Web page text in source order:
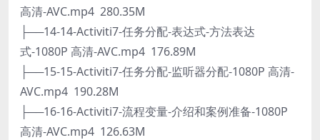
高清-AVC.mp4 280.35M
├──14-14-Activiti7-任务分配-表达式-方法表达
式-1080P 高清-AVC.mp4 176.89M
├──15-15-Activiti7-任务分配-监听器分配-1080P 高清-
AVC.mp4 190.28M
├──16-16-Activiti7-流程变量-介绍和案例准备-1080P
高清-AVC.mp4 126.63M